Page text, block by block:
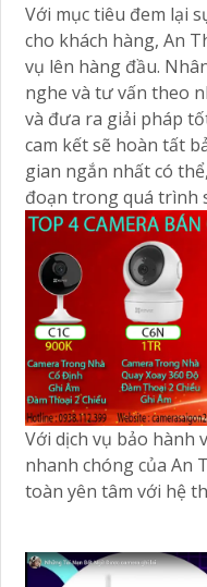
Với mục tiêu đem lại
cho khách hàng, An
vụ lên hàng đầu.
nghe và tư vấn theo
và đưa ra giải pháp
cam kết sẽ hoàn tất
gian ngắn nhất có
đoạn trong quá trình
Với dịch vụ bảo hành
nhanh chóng của An
toàn yên tâm với hệ